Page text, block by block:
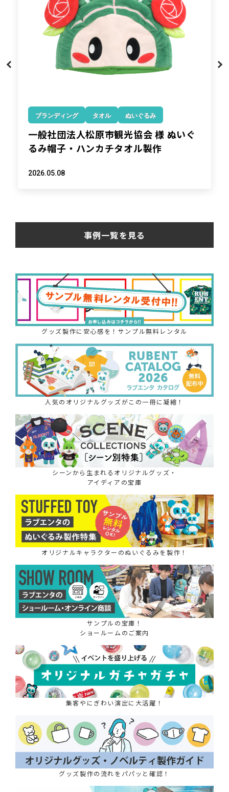
ブランディング 販促 ぬいぐるみ
株式会社あおぞら銀行様 ぬいぐるみチ
ャーム製作
2026.05.12
事例一覧を見る
グッズ製作に安心感を！サンプル無料レンタル
人気のオリジナルグッズがこの一冊に凝縮！
シーンから生まれるオリジナルグッズ・
アイディアの宝庫
オリジナルキャラクターのぬいぐるみを製作！
サンプルの宝庫！
ショールームのご案内
集客やにぎわい演出に大活躍！
グッズ製作の流れをパパッと確認！